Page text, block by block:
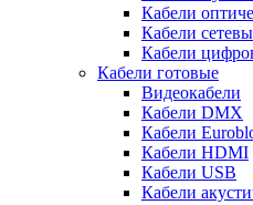
Кабели
Кабели
Кабели
Кабели готовые
Видеокабели
Кабели DMX
Кабели
Кабели HDMI
Кабели USB
Кабели